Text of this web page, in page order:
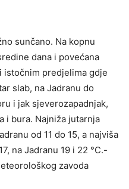
sunčano. Na kopnu
dana i povećana
istočnim predjelima gdje
slab, na Jadranu do
i jak sjeverozapadnjak,
i bura. Najniža jutarnja
od 11 do 15, a najviša
na Jadranu 19 i 22 °C.-
zavoda